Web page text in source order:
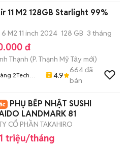
11 M2 128GB Starlight 99%
M2 11 inch 2024 128 GB 3 tháng
đ
Thạnh (P. Thạnh Mỹ Tây mới)
2Tech
4.9
664đã
bán
PHỤ BẾP NHẬT SUSHI
LANDMARK 81
CỔ PHẦN TAKAHIRO
triệu/tháng